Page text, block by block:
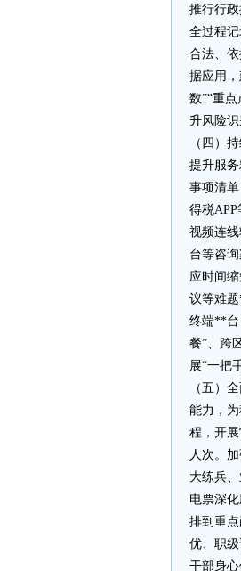
推行行
全过程
合法、
据应用
数”“重
升风险
（四）
提升服
事项清
得税
视频连
台等咨
应时间
议等难
终端**台
餐”、跨
展“一把
（五）
能力，
程，开
人次。
大练兵
电票深
排到重
优、职
干部身